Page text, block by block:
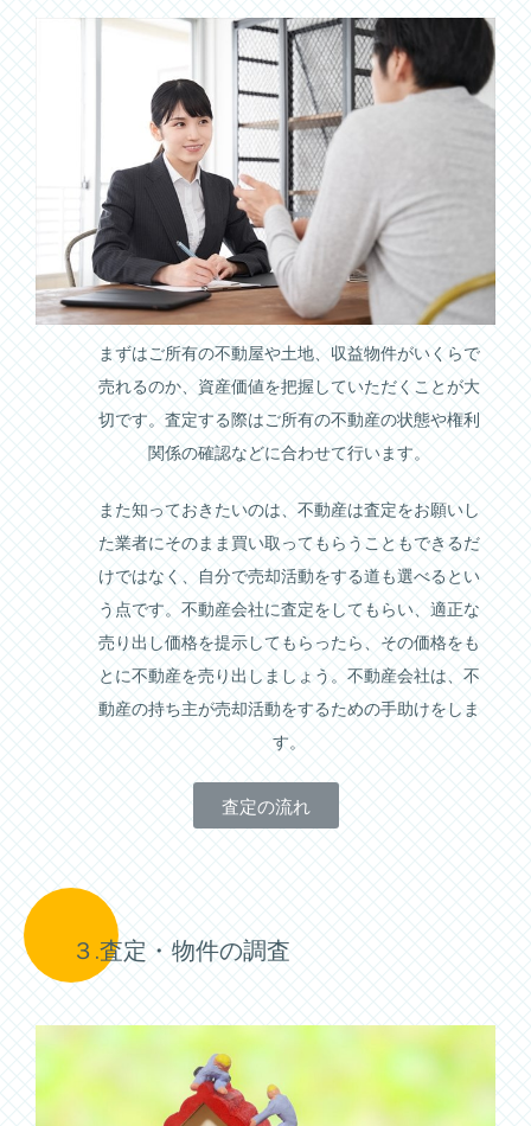
まずはご所有の不動屋や土地、収益物件がいくらで
売れるのか、資産価値を把握していただくことが大
切です。査定する際はご所有の不動産の状態や権利
関係の確認などに合わせて行います。
また知っておきたいのは、不動産は査定をお願いし
た業者にそのまま買い取ってもらうこともできるだ
けではなく、自分で売却活動をする道も選べるとい
う点です。不動産会社に査定をしてもらい、適正な
売り出し価格を提示してもらったら、その価格をも
とに不動産を売り出しましょう。不動産会社は、不
動産の持ち主が売却活動をするための手助けをしま
す。
査定の流れ
３.査定・物件の調査